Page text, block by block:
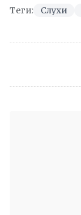
Теги: Слухи